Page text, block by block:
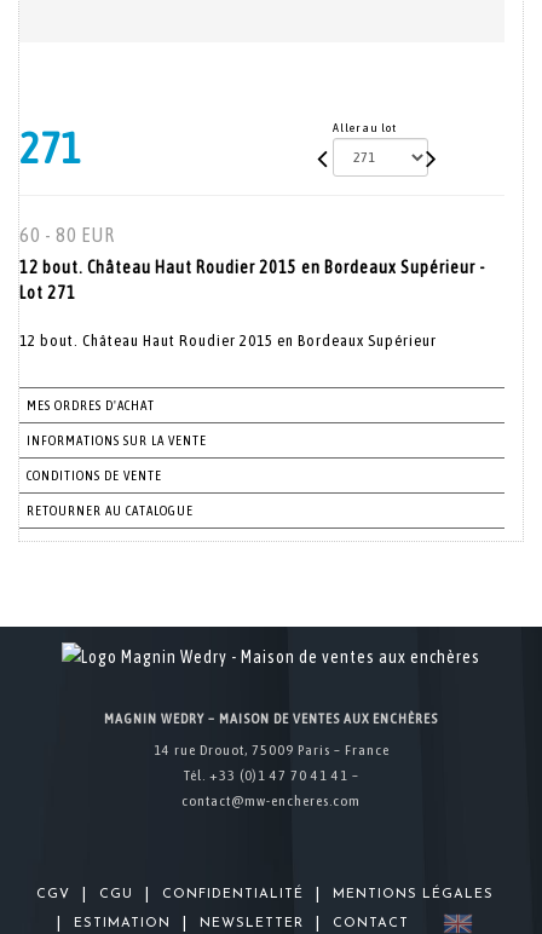
271 Aller au lot
60 - 80 EUR
12 bout. Château Haut Roudier 2015 en Bordeaux Supérieur -
Lot 271
12 bout. Château Haut Roudier 2015 en Bordeaux Supérieur
MES ORDRES D'ACHAT
INFORMATIONS SUR LA VENTE
CONDITIONS DE VENTE
RETOURNER AU CATALOGUE
MAGNIN WEDRY – MAISON DE VENTES AUX ENCHÈRES
14 rue Drouot, 75009 Paris – France
Tél. +33 (0)1 47 70 41 41 –
contact@mw-encheres.com
CGV CGU CONFIDENTIALITÉ MENTIONS LÉGALES
ESTIMATION NEWSLETTER CONTACT